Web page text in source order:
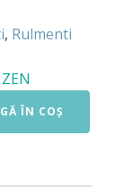
, Rulmenti
ZEN
ÎN COȘ